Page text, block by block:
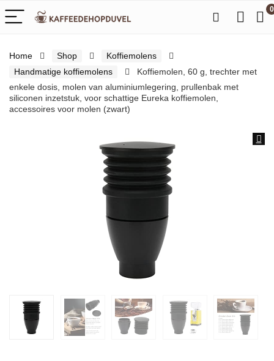
0
Home Shop
Koffiemolens
Handmatige koffiemolens
Koffiemolen, 60 g, trechter met
enkele dosis, molen van aluminiumlegering, prullenbak met
siliconen inzetstuk, voor schattige Eureka koffiemolen,
accessoires voor molen (zwart)